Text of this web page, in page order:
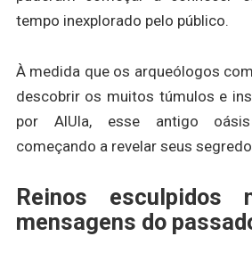
tempo inexplorado pelo público.
À medida que os arqueólogos
descobrir os muitos túmulos e
por AlUla, esse antigo
começando a revelar seus
Reinos esculpidos
mensagens do